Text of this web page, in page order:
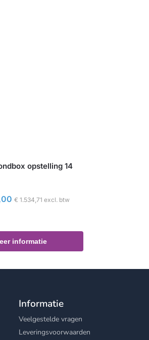
opstelling 14
€ 1.534,71 excl. btw
informatie
Informatie
Veelgestelde vragen
Leveringsvoorwaarden